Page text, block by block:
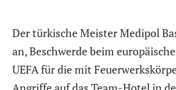
Der türkische Meister Medipol
an, Beschwerde beim
UEFA für die mit